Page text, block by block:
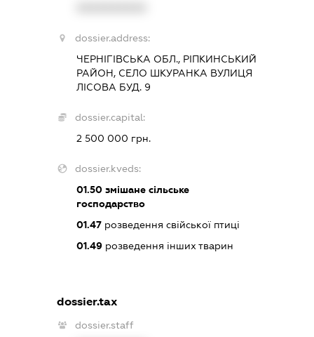
dossier.address:
ЧЕРНІГІВСЬКА ОБЛ., РІПКИНСЬКИЙ
РАЙОН, СЕЛО ШКУРАНКА ВУЛИЦЯ
ЛІСОВА БУД. 9
dossier.capital:
2 500 000 грн.
dossier.kveds:
01.50змішане сільське
господарство
01.47розведення свійської птиці
01.49розведення інших тварин
dossier.tax
dossier.staff